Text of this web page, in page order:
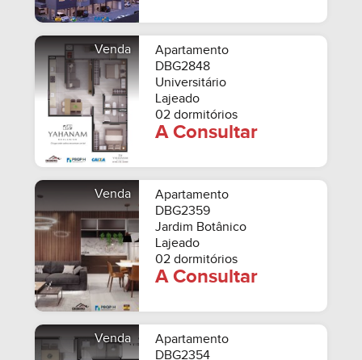
Venda
Apartamento
DBG2848
Universitário
Lajeado
02 dormitórios
A Consultar
Venda
Apartamento
DBG2359
Jardim Botânico
Lajeado
02 dormitórios
A Consultar
Venda
Apartamento
DBG2354